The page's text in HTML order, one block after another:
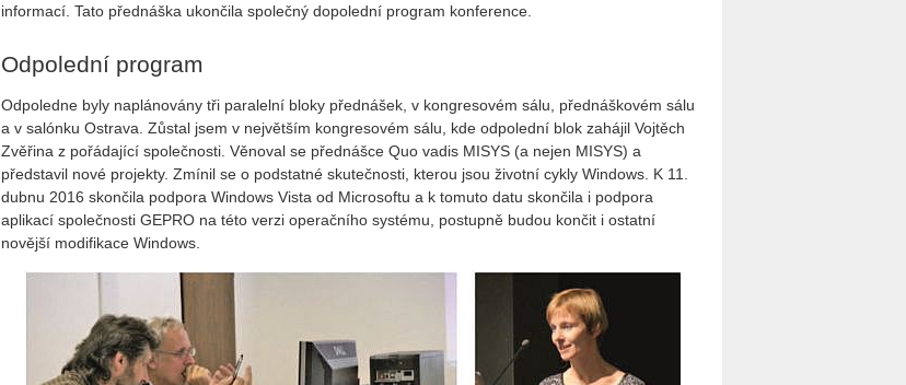
informací. Tato přednáška ukončila společný dopolední program konference.
Odpolední program
Odpoledne byly naplánovány tři paralelní bloky přednášek, v kongresovém sálu, přednáškovém sálu
a v salónku Ostrava. Zůstal jsem v největším kongresovém sálu, kde odpolední blok zahájil Vojtěch
Zvěřina z pořádající společnosti. Věnoval se přednášce Quo vadis MISYS (a nejen MISYS) a
představil nové projekty. Zmínil se o podstatné skutečnosti, kterou jsou životní cykly Windows. K 11.
dubnu 2016 skončila podpora Windows Vista od Microsoftu a k tomuto datu skončila i podpora
aplikací společnosti GEPRO na této verzi operačního systému, postupně budou končit i ostatní
novější modifikace Windows.